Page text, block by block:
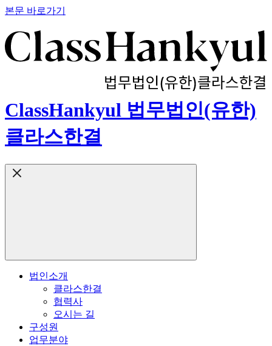
본문 바로가기
ClassHankyul 법무법인(유한)
클라스한결
법인소개
클라스한결
협력사
오시는 길
구성원
업무분야